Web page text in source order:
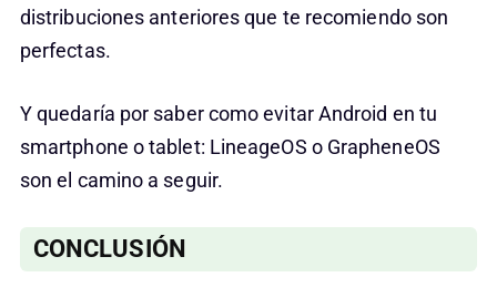
distribuciones anteriores que te recomiendo son
perfectas.
Y quedaría por saber como evitar Android en tu
smartphone o tablet: LineageOS o GrapheneOS
son el camino a seguir.
CONCLUSIÓN